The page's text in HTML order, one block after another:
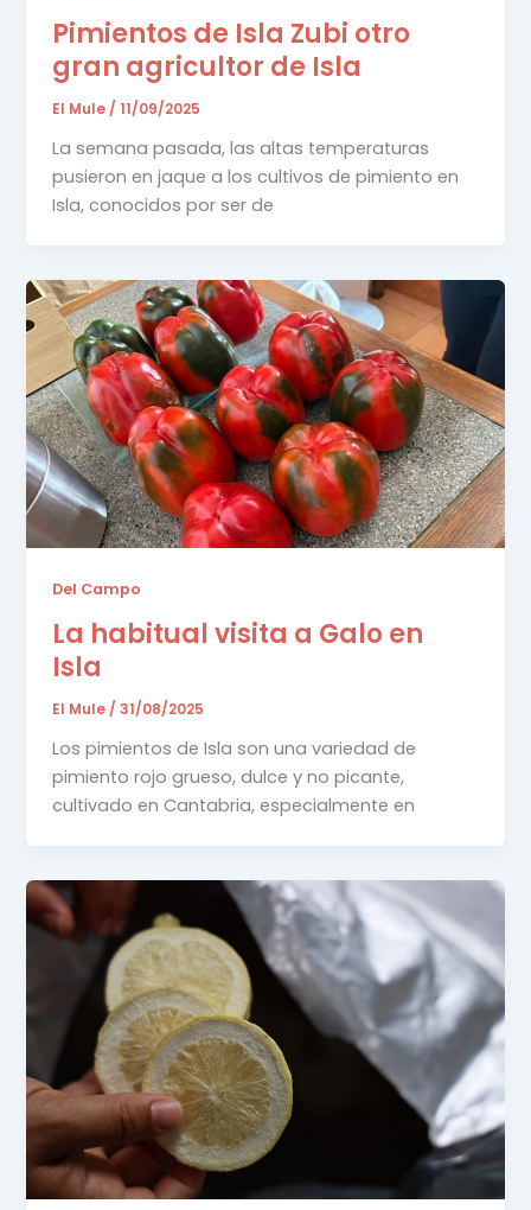
Pimientos de Isla Zubi otro
gran agricultor de Isla
El Mule /11/09/2025
La semana pasada, las altas temperaturas
pusieron en jaque a los cultivos de pimiento en
Isla, conocidos por ser de
Del Campo
La habitual visita a Galo en
Isla
El Mule /31/08/2025
Los pimientos de Isla son una variedad de
pimiento rojo grueso, dulce y no picante,
cultivado en Cantabria, especialmente en